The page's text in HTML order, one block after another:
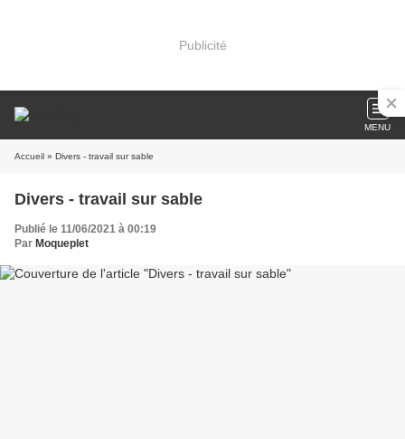
Publicité
MENU
Accueil » Divers - travail sur sable
Divers - travail sur sable
Publié le 11/06/2021 à 00:19
Par Moqueplet